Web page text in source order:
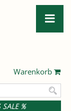
Warenkorb
SALE %